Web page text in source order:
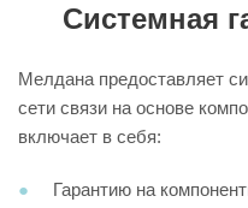
Системная
Мелдана предоставляет
сети связи на основе
включает в себя:
Гарантию на